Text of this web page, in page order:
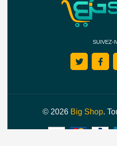
SUIVEZ-
© 2026 Big Shop.